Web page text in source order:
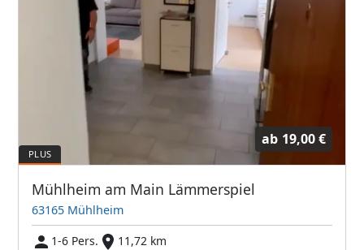
ab 19,00 €
Mühlheim am Main Lämmerspiel
63165 Mühlheim
1-6 Pers.
11,72 km